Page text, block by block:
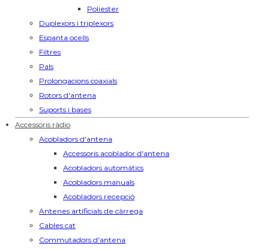
Poliester
Duplexors i triplexors
Espanta ocells
Filtres
Pals
Prolongacions coaxials
Rotors d'antena
Suports i bases
Accessoris ràdio
Acobladors d'antena
Accessoris acoblador d'antena
Acobladors automàtics
Acobladors manuals
Acobladors recepció
Antenes artificials de càrrega
Cables cat
Commutadors d'antena